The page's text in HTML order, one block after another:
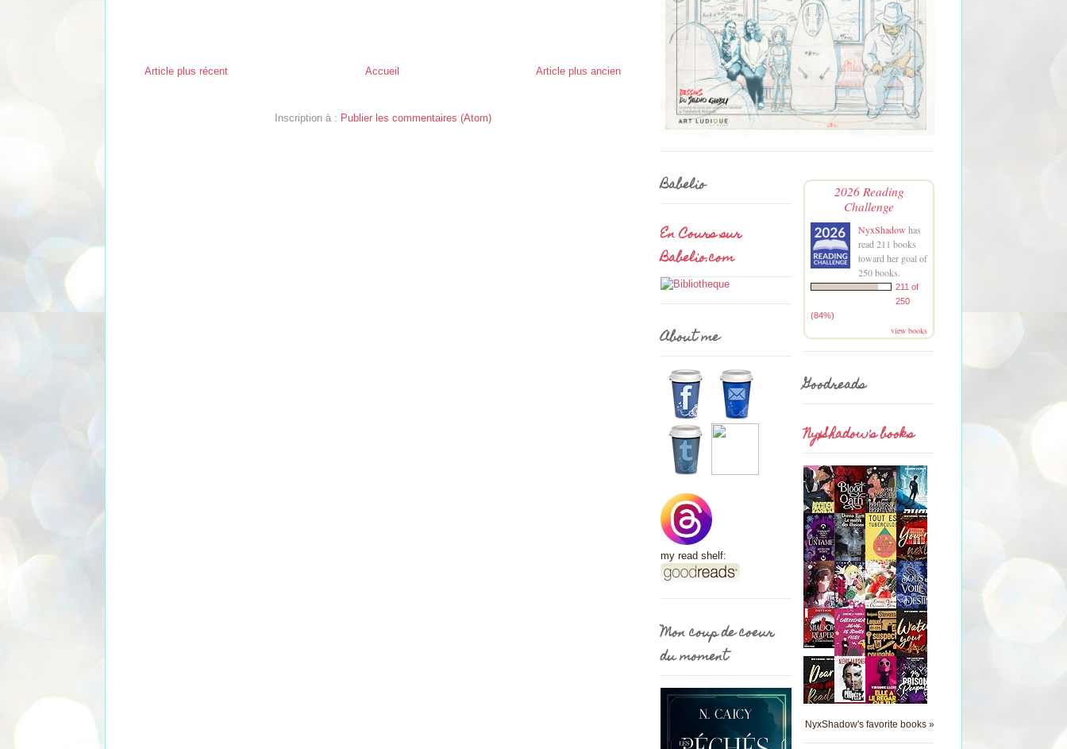
Article plus récent Article plus ancien
Accueil
Inscription à : Publier les commentaires (Atom)
Babelio
En Cours sur
Babelio.com
About me
my read shelf:
Mon coup de coeur
du moment
2026 Reading
Challenge
NyxShadow has
read 211 books
toward her goal of
250 books.
211 of
250
(84%)
view books
Goodreads
NyxShadow's books
NyxShadow's favorite books »